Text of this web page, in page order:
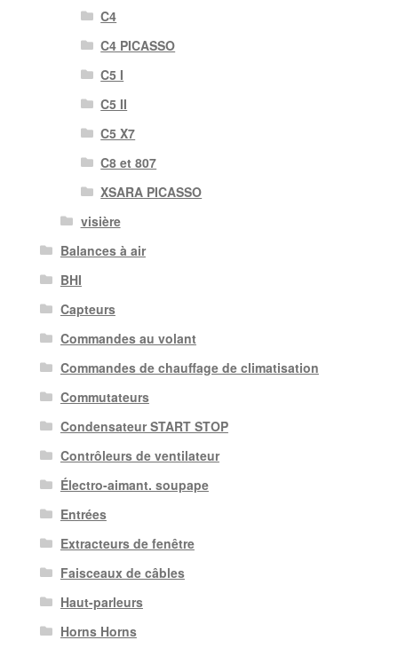
C4
C4 PICASSO
C5 I
C5 II
C5 X7
C8 et 807
XSARA PICASSO
visière
Balances à air
BHI
Capteurs
Commandes au volant
Commandes de chauffage de climatisation
Commutateurs
Condensateur START STOP
Contrôleurs de ventilateur
Électro-aimant. soupape
Entrées
Extracteurs de fenêtre
Faisceaux de câbles
Haut-parleurs
Horns Horns